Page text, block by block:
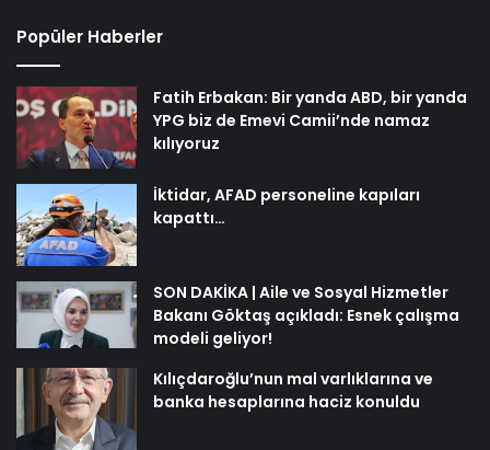
Popüler Haberler
Fatih Erbakan: Bir yanda ABD, bir yanda
YPG biz de Emevi Camii’nde namaz
kılıyoruz
İktidar, AFAD personeline kapıları
kapattı…
SON DAKİKA | Aile ve Sosyal Hizmetler
Bakanı Göktaş açıkladı: Esnek çalışma
modeli geliyor!
Kılıçdaroğlu’nun mal varlıklarına ve
banka hesaplarına haciz konuldu